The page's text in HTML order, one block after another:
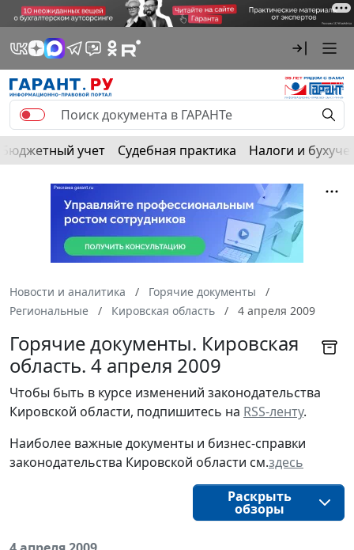
Бюджетный учет Судебная практика Налоги и
Новости и аналитика
Горячие документы
Региональные
Кировская область 4 апреля 2009
Горячие документы. Кировская
область. 4 апреля 2009
Чтобы быть в курсе изменений законодательства
Кировской области, подпишитесь на RSS-ленту.
Наиболее важные документы и бизнес-справки
законодательства Кировской области см.здесь
Раскрыть
обзоры